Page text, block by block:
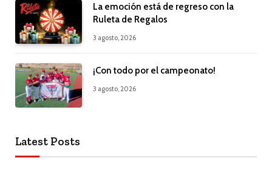
La emoción está de regreso con la
Ruleta de Regalos
3 agosto, 2026
¡Con todo por el campeonato!
3 agosto, 2026
Latest Posts